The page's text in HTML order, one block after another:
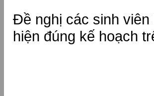
Đề nghị các sinh
hiện đúng kế hoạch